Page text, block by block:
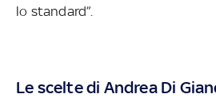
lo standard”.
Le scelte di Andrea Di